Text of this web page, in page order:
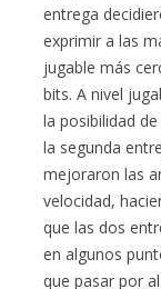
entrega
exprimir a las
jugable más
bits. A nivel
la posibilidad
la segunda
mejoraron las
velocidad,
que las dos
en algunos
que pasar por